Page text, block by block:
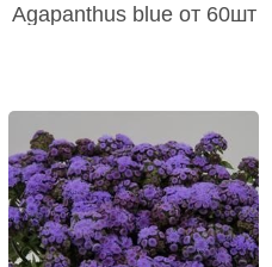
Agapanthus blue от 60шт